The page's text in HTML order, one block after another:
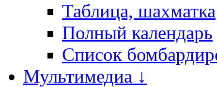
Таблица, шахматка
Полный календарь
Список
Мультимедиа ↓